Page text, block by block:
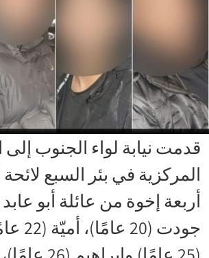
قدمت نيابة لواء الجنوب
المركزية في بئر السبع
أربعة إخوة من عائلة أبو
جودت